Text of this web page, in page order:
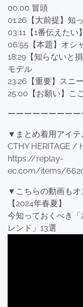
00:00 冒頭
01:26【大前提】知
03:11【1番伝えた
06:55【本題】オシ
18:29【知らないと
モデル
23:26【重要】スニ
25:00【お願い】こ
ーーーーーーーー
▼まとめ着用アイテ
CTHY HERITAGE /
https://replay-
ec.com/items/
▼こちらの動画もオ
【2024年春夏】
今知っておくべき
レンド」13選